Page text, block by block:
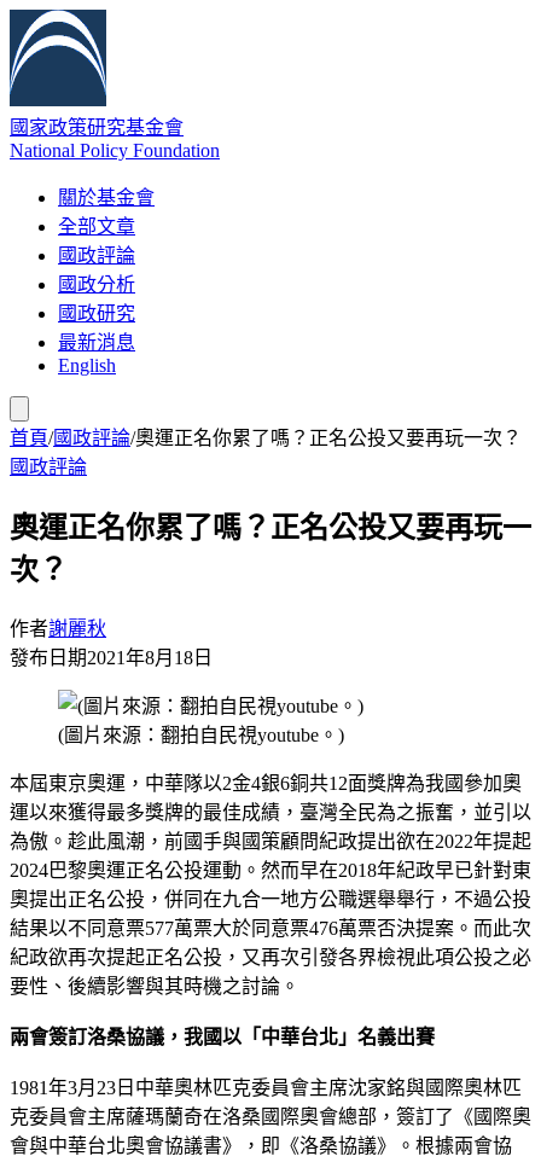
國家政策研究基金會
National Policy Foundation
關於基金會
全部文章
國政評論
國政分析
國政研究
最新消息
English
首頁/國政評論/奧運正名你累了嗎？正名公投又要再玩一次？
國政評論
奧運正名你累了嗎？正名公投又要再玩一
次？
作者謝麗秋
發布日期2021年8月18日
(圖片來源：翻拍自民視youtube。)
本屆東京奧運，中華隊以2金4銀6銅共12面獎牌為我國參加奧
運以來獲得最多獎牌的最佳成績，臺灣全民為之振奮，並引以
為傲。趁此風潮，前國手與國策顧問紀政提出欲在2022年提起
2024巴黎奧運正名公投運動。然而早在2018年紀政早已針對東
奧提出正名公投，併同在九合一地方公職選舉舉行，不過公投
結果以不同意票577萬票大於同意票476萬票否決提案。而此次
紀政欲再次提起正名公投，又再次引發各界檢視此項公投之必
要性、後續影響與其時機之討論。
兩會簽訂洛桑協議，我國以「中華台北」名義出賽
1981年3月23日中華奧林匹克委員會主席沈家銘與國際奧林匹
克委員會主席薩瑪蘭奇在洛桑國際奧會總部，簽訂了《國際奧
會與中華台北奧會協議書》，即《洛桑協議》。根據兩會協